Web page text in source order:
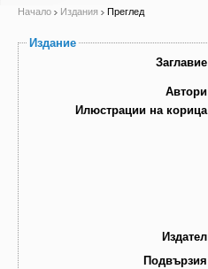
Начало Издания Преглед
Издание
Заглавие
Автори
Илюстрации на корица
Издател
Подвързия